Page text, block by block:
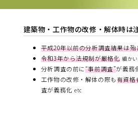
建築物・工作物の改修・解体時は
平成20年以前の分析調査結果は殆
令和3年から法規制が厳格化 細か
分析調査の前に“事前調査”が義務
工作物の改修・解体の際も有資格
査が義務化etc